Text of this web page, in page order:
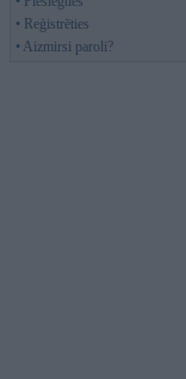
• Reģistrēties
• Aizmirsi paroli?